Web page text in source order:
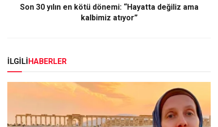
Son 30 yılın en kötü dönemi: “Hayatta değiliz ama
kalbimiz atıyor”
İLGİLİHABERLER